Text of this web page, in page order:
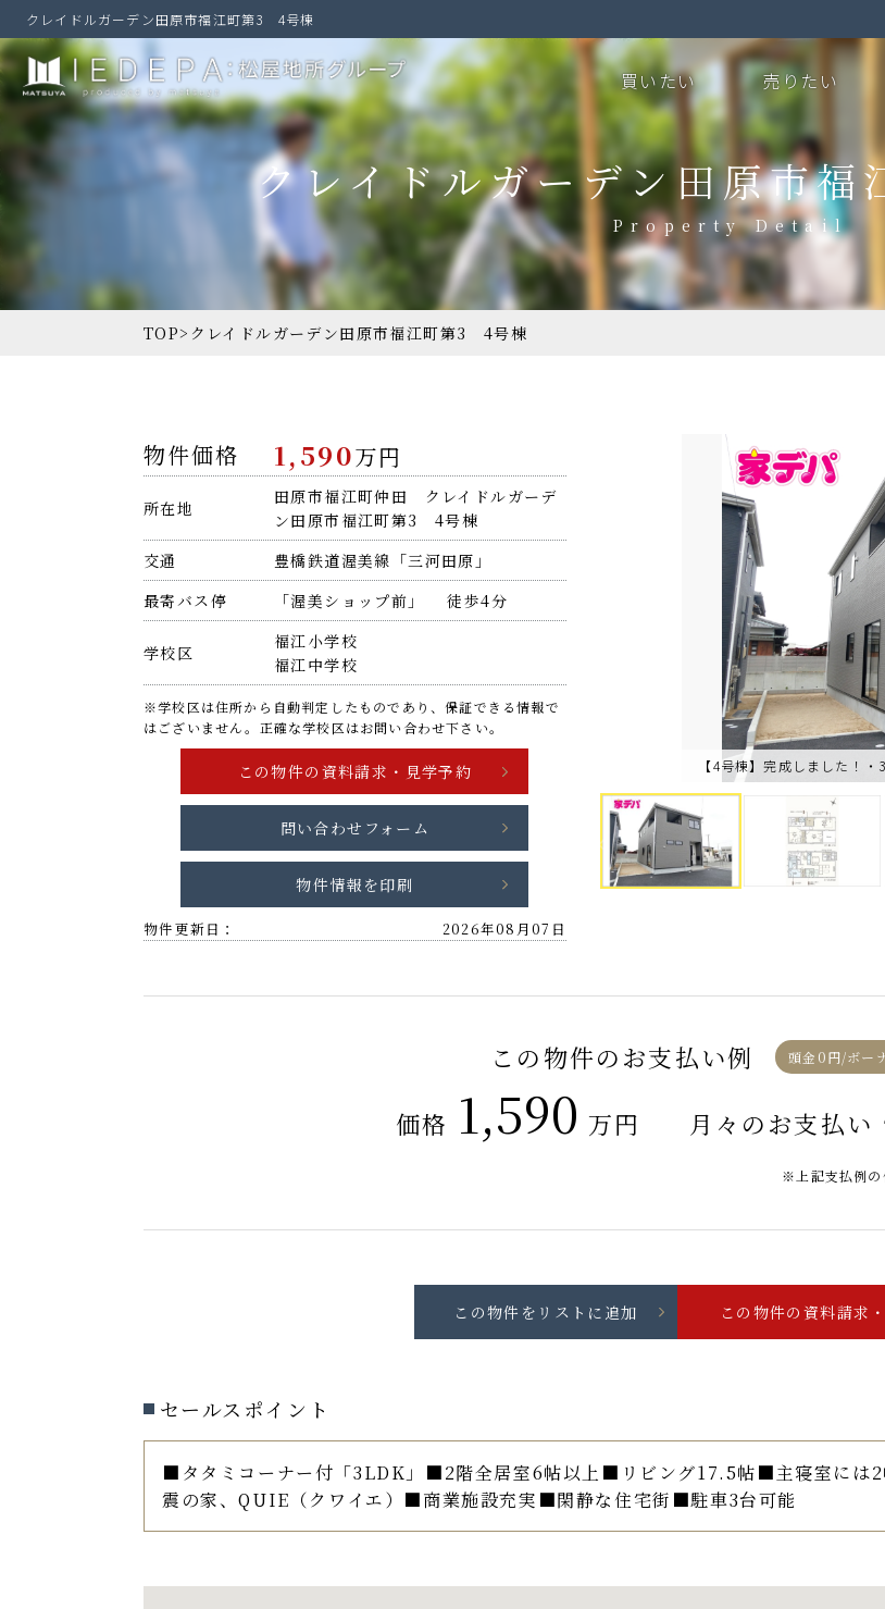
クレイドルガーデン田原市福江町第3 4号棟
買いたい 売りたい
TOP> クレイドルガーデン田原市福江町第3 4号棟
クレイドルガーデン田原市
物件価格 1,590万円
所在地
田原市福江町仲田 クレイドルガーデ
ン田原市福江町第3 4号棟
交通
豊橋鉄道渥美線「三河田原」
最寄バス停
「渥美ショップ前」 徒歩4分
学校区
福江小学校
福江中学校
※学校区は住所から自動判定したものであり、保証できる情報で
はございません。正確な学校区はお問い合わせ下さい。
問い合わせフォーム
物件情報を印刷
物件更新日： 2026年08月07日
この物件のお支払い例 頭金0円/ボー
価格 1,590 万円 月々のお支払い
※上記支払例の
セールスポイント
■タタミコーナー付「3LDK」■2階全居室6帖以上■リビング17.5帖■主寝室には2
震の家、QUIE（クワイエ）■商業施設充実■閑静な住宅街■駐車3台可能